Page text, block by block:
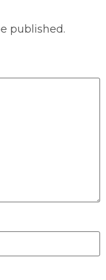
published.